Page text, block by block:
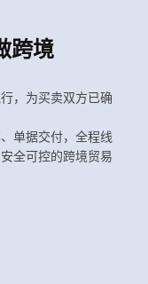
跨境
，为买卖双方已确
单据交付，全程线
全可控的跨境贸易